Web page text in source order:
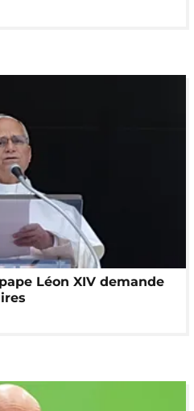
Léon XIV demande